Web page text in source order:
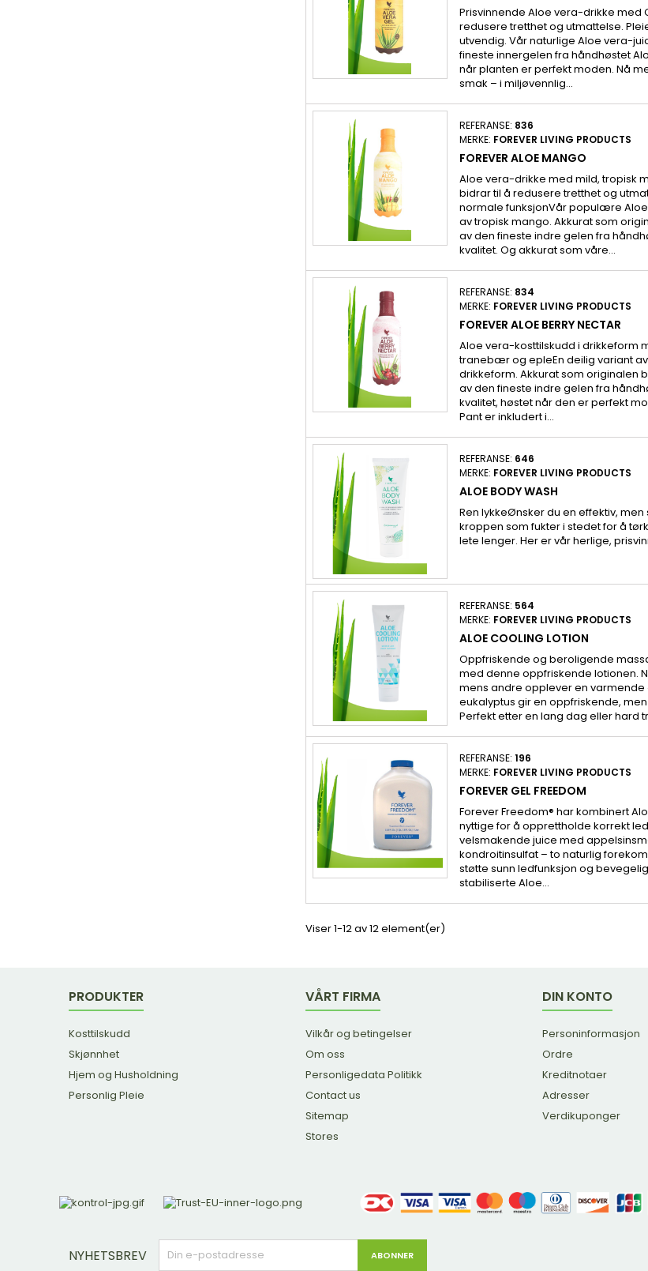
Prisvinnende Aloe vera-drikke med
redusere tretthet og utmattelse.
utvendig. Vår naturlige Aloe vera-
fineste innergelen fra håndhøstet
når planten er perfekt moden. Nå
smak – i miljøvennlig...
REFERANSE: 836
MERKE: FOREVER LIVING PRODUCTS
FOREVER ALOE MANGO
Aloe vera-drikke med mild, tropisk
bidrar til å redusere tretthet og
normale funksjonVår populære
av tropisk mango. Akkurat som
av den fineste indre gelen fra
kvalitet. Og akkurat som våre...
REFERANSE: 834
MERKE: FOREVER LIVING PRODUCTS
FOREVER ALOE BERRY NECTAR
Aloe vera-kosttilskudd i drikkeform
tranebær og epleEn deilig variant
drikkeform. Akkurat som originalen
av den fineste indre gelen fra
kvalitet, høstet når den er perfekt
Pant er inkludert i...
REFERANSE: 646
MERKE: FOREVER LIVING PRODUCTS
ALOE BODY WASH
Ren lykkeØnsker du en effektiv,
kroppen som fukter i stedet for å
lete lenger. Her er vår herlige,
REFERANSE: 564
MERKE: FOREVER LIVING PRODUCTS
ALOE COOLING LOTION
Oppfriskende og beroligende
med denne oppfriskende lotionen.
mens andre opplever en varmende
eukalyptus gir en oppfriskende,
Perfekt etter en lang dag eller hard
REFERANSE: 196
MERKE: FOREVER LIVING PRODUCTS
FOREVER GEL FREEDOM
Forever Freedom® har kombinert
nyttige for å opprettholde korrekt
velsmakende juice med
kondroitinsulfat – to naturlig
støtte sunn ledfunksjon og
stabiliserte Aloe...
Viser 1-12 av 12 element(er)
PRODUKTER
Kosttilskudd
Skjønnhet
Hjem og Husholdning
Personlig Pleie
VÅRT FIRMA
Vilkår og betingelser
Om oss
Personligedata Politikk
Contact us
Sitemap
Stores
DIN KONTO
Personinformasjon
Ordre
Kreditnotaer
Adresser
Verdikuponger
NYHETSBREV